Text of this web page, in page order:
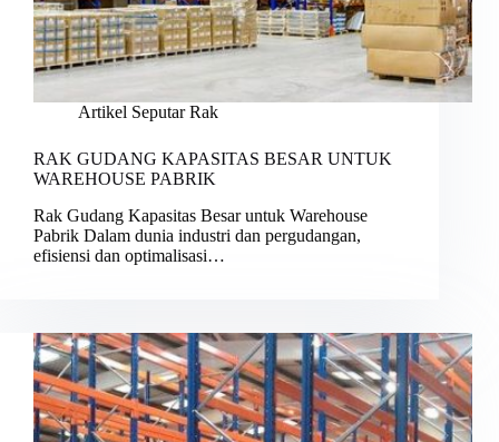
Artikel Seputar Rak
RAK GUDANG KAPASITAS BESAR UNTUK
WAREHOUSE PABRIK
Rak Gudang Kapasitas Besar untuk Warehouse
Pabrik Dalam dunia industri dan pergudangan,
efisiensi dan optimalisasi…